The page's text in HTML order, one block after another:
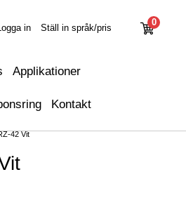
0
Ställ in språk/pris
in
Applikationer
Kontakt
42 Vit